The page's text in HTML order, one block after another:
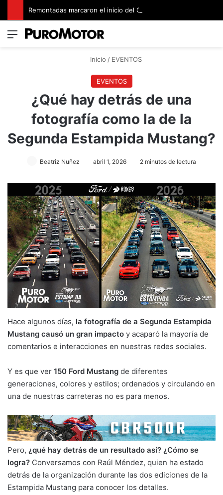
Menú
Inicio / EVENTOS
EVENTOS
¿Qué hay detrás de una
fotografía como la de la
Segunda Estampida Mustang?
Beatriz Nuñez abril 1, 2026 2 minutos de lectura
Hace algunos días, la fotografía de a Segunda Estampida
Mustang causó un gran impacto y acaparó la mayoría de
comentarios e interacciones en nuestras redes sociales.
Y es que ver 150 Ford Mustang de diferentes
generaciones, colores y estilos; ordenados y circulando en
una de nuestras carreteras no es para menos.
Pero, ¿qué hay detrás de un resultado así? ¿Cómo se
logra? Conversamos con Raúl Méndez, quien ha estado
detrás de la organización durante las dos ediciones de la
Estampida Mustang para conocer los detalles.